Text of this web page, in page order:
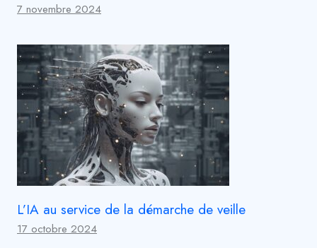
7 novembre 2024
L’IA au service de la démarche de veille
17 octobre 2024